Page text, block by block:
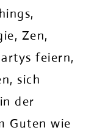
Zen,
feiern,
sich
der
Guten wie